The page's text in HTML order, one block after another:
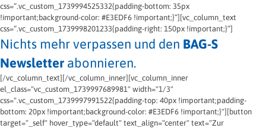
css=“.vc_custom_1739994525332{padding-bottom: 35px
!important;background-color: #E3EDF6 !important;}“][vc_column_text
css=“.vc_custom_1739998201233{padding-right: 150px !important;}“]
Nichts mehr verpassen und den BAG-S
Newsletter abonnieren.
[/vc_column_text][/vc_column_inner][vc_column_inner
el_class="vc_custom_1739997689981" width="1/3"
css=".vc_custom_1739997991522{padding-top: 40px !important;padding-
bottom: 20px !important;background-color: #E3EDF6 !important;}"][button
target="_self" hover_type="default" text_align="center" text="Zur